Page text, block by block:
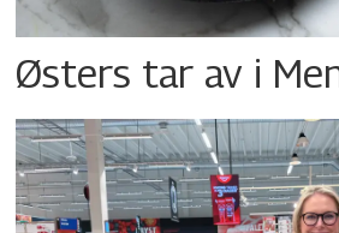
Østers tar av i